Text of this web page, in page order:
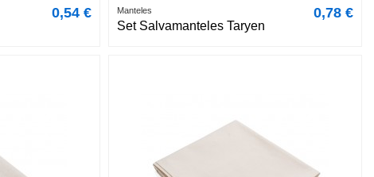
0,54 € Manteles
Set Salvamanteles Taryen
0,78 €